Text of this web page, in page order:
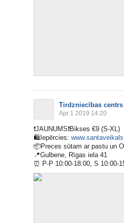
Tirdzniecības centrs
Apr 1 2019 14:20
❗️JAUNUMS❗️Bikses €9 (S-XL)
🛍 Iepērcies:
📦Preces sūtam ar pastu un
📍Gulbene, Rīgas iela 41
⏰ P-P 10:00-18:00, S 10:00-